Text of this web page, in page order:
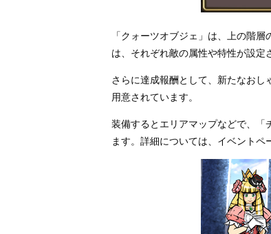
「クォーツオブジェ」は、上の階
は、それぞれ敵の属性や特性が設定
さらに達成報酬として、新たなお
用意されています。
装備するとエリアマップなどで、
ます。詳細については、イベントペ